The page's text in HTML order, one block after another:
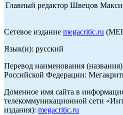
Главный редактор Швецов
Сетевое издание megacritic.ru
Язык(и): русский
Перевод наименования
Российской Федерации:
Доменное имя сайта в
телекоммуникационной сети
издания): megacritic.ru